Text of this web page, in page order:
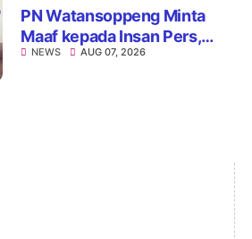
PN Watansoppeng Minta
Maaf kepada Insan Pers,
Tegaskan Komitmen
NEWS AUG 07, 2026